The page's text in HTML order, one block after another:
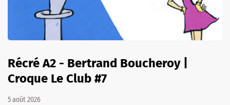
Récré A2 - Bertrand Boucheroy |
Croque Le Club #7
5 août 2026